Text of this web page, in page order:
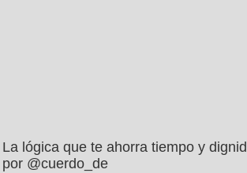
La lógica que te ahorra tiempo y
por @cuerdo_de